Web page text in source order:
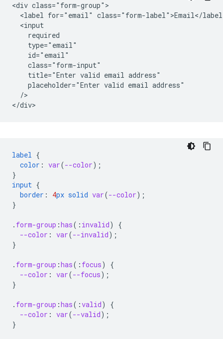
<div class="form-group">
<label for="email" class="form-label">Email</
  <input
    required
    type="email"
    id="email"
    class="form-input"
    title="Enter valid email address"
    placeholder="Enter valid email address"
  />
label {
color : var(--color);
}
input {
border : 4px solid var(--color);
}
. form-group :has( : invalid)
{
--color : var(--invalid);
}
. form-group :has( : focus)
{
--color : var(--focus);
}
. form-group :has( :valid)
{
--color : var(--valid);
}